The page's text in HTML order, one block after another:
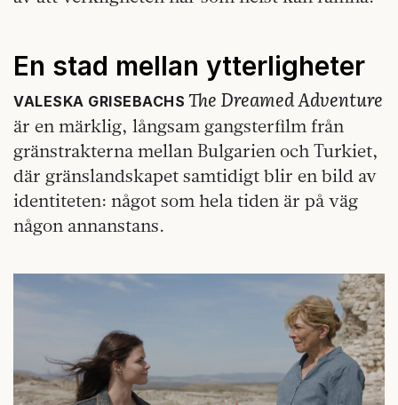
En stad mellan ytterligheter
VALESKA GRISEBACHS The Dreamed Adventure
är en märklig, långsam gangsterfilm från
gränstrakterna mellan Bulgarien och Turkiet,
där gränslandskapet samtidigt blir en bild av
identiteten: något som hela tiden är på väg
någon annanstans.